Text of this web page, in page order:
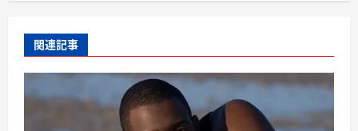
関連記事